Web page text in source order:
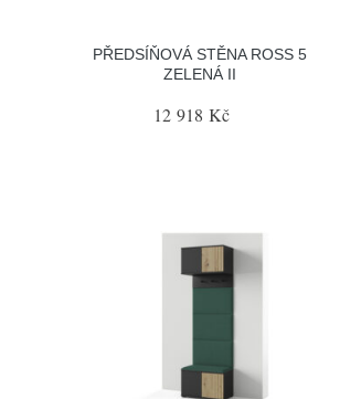
PŘEDSÍŇOVÁ STĚNA ROSS 5
ZELENÁ II
12 918 Kč